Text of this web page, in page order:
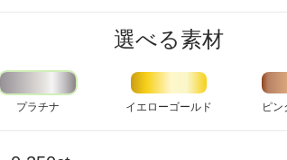
選べる素材
プラチナ イエローゴールド ピン